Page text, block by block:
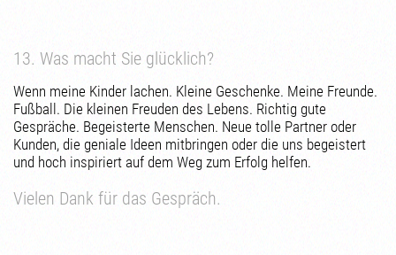
13. Was macht Sie glücklich?
Wenn meine Kinder lachen. Kleine Geschenke. Meine Freunde.
Fußball. Die kleinen Freuden des Lebens. Richtig gute
Gespräche. Begeisterte Menschen. Neue tolle Partner oder
Kunden, die geniale Ideen mitbringen oder die uns begeistert
und hoch inspiriert auf dem Weg zum Erfolg helfen.
Vielen Dank für das Gespräch.